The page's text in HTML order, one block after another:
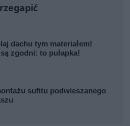
dachu tym materiałem!
zgodni: to pułapka!
sufitu podwieszanego